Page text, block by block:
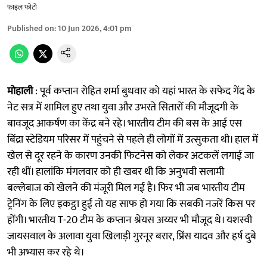
फाइल फोटो
Published on:10 Jun 2026, 4:01 pm
मोहाली: पूर्व कप्तान रोहित शर्मा बुधवार को यहां भारत के सफेद गेंद के
नेट सत्र में शामिल हुए तथा युवा और उभरते सितारों की मौजूदगी के
बावजूद आकर्षण का केंद्र बने रहे। भारतीय टीम की बस के आई एस
बिंद्रा स्टेडियम परिसर में पहुंचने से पहले ही लोगों में उत्सुकता थी। हाल में
खेल से दूर रहने के कारण उनकी फिटनेस को लेकर अटकलें लगाई जा
रही थीं। हालांकि मंगलवार को ही खबर थी कि अनुभवी सलामी
बल्लेबाज को खेलने की मंजूरी मिल गई है। फिर भी जब भारतीय टीम
ट्रेनिंग के लिए इकट्ठा हुई तो यह साफ हो गया कि सबकी नजरें किस पर
होंगी। भारतीय T-20 टीम के कप्तान श्रेयस अय्यर भी मौजूद थे। यशस्वी
जायसवाल के अलावा युवा खिलाड़ी गुरनूर बरार, प्रिंस यादव और हर्ष दुबे
भी अभ्यास कर रहे थे।